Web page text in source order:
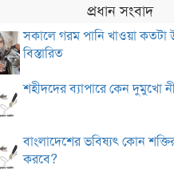
প্রধান সংবাদ
সকালে গরম পানি খাওয়া কতটা
বিস্তারিত
শহীদদের ব্যাপারে কেন দুমুখো
বাংলাদেশের ভবিষ্যৎ কোন
করবে?